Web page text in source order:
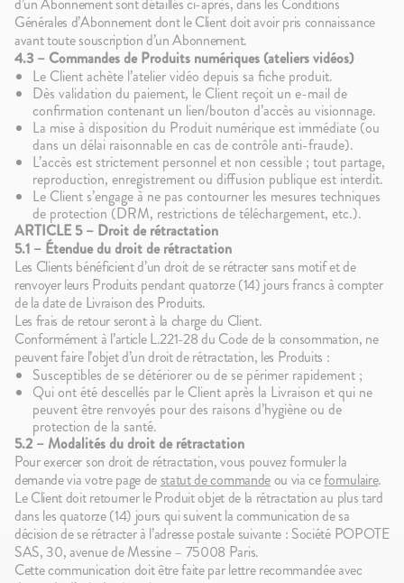
Générales d’Abonnement dont le Client doit avoir pris connaissance
avant toute souscription d’un Abonnement.
4.3 – Commandes de Produits numériques (ateliers vidéos)
Le Client achète l’atelier vidéo depuis sa fiche produit.
Dès validation du paiement, le Client reçoit un e-mail de
confirmation contenant un lien/bouton d’accès au visionnage.
La mise à disposition du Produit numérique est immédiate (ou
dans un délai raisonnable en cas de contrôle anti-fraude).
L’accès est strictement personnel et non cessible ; tout partage,
reproduction, enregistrement ou diffusion publique est interdit.
Le Client s’engage à ne pas contourner les mesures techniques
de protection (DRM, restrictions de téléchargement, etc.).
ARTICLE 5 – Droit de rétractation
5.1 – Étendue du droit de rétractation
Les Clients bénéficient d’un droit de se rétracter sans motif et de
renvoyer leurs Produits pendant quatorze (14) jours francs à compter
de la date de Livraison des Produits.
Les frais de retour seront à la charge du Client.
Conformément à l’article L.221-28 du Code de la consommation, ne
peuvent faire l’objet d’un droit de rétractation, les Produits :
Susceptibles de se détériorer ou de se périmer rapidement ;
Qui ont été descellés par le Client après la Livraison et qui ne
peuvent être renvoyés pour des raisons d’hygiène ou de
protection de la santé.
5.2 – Modalités du droit de rétractation
Pour exercer son droit de rétractation, vous pouvez formuler la
demande via votre page de statut de commandeou via ceformulaire.
Le Client doit retourner le Produit objet de la rétractation au plus tard
dans les quatorze (14) jours qui suivent la communication de sa
décision de se rétracter à l’adresse postale suivante : Société POPOTE
SAS, 30, avenue de Messine – 75008 Paris.
Cette communication doit être faite par lettre recommandée avec